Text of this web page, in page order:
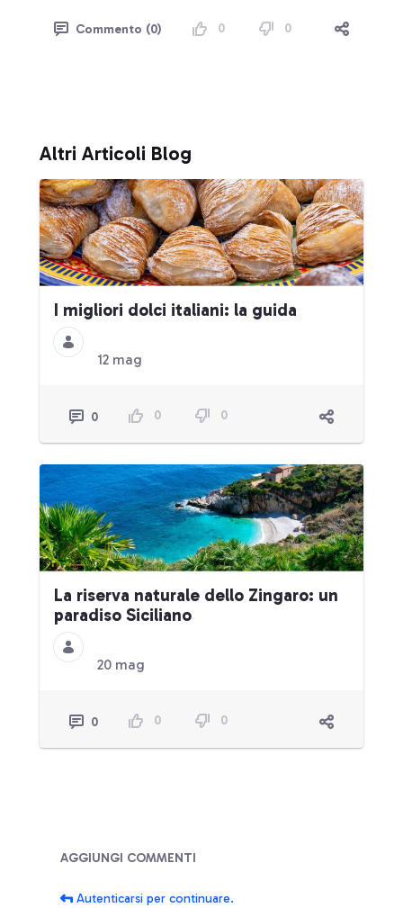
Commento (0) 0 0
Altri Articoli Blog
I migliori dolci italiani: la guida
12 mag
0 0 0
La riserva naturale dello Zingaro: un
paradiso Siciliano
20 mag
0 0 0
Blog
AGGIUNGI COMMENTI
Autenticarsi per continuare.